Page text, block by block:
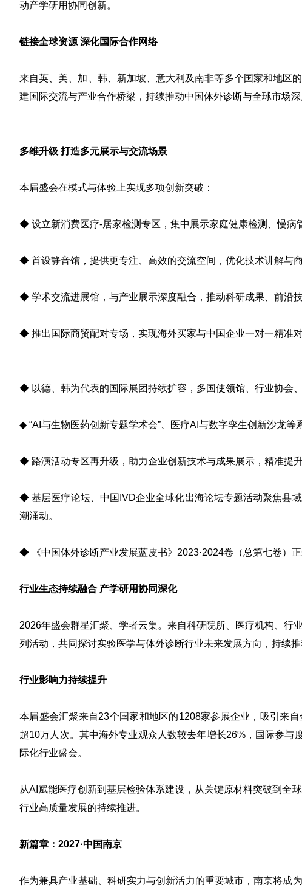
动产学研用协同创新。
链接全球资源 深化国际合作网络
来自英、美、加、韩、新加坡、意大利及南非等多个国家和地区
建国际交流与产业合作桥梁，持续推动中国体外诊断与全球市场深
多维升级 打造多元展示与交流场景
本届盛会在模式与体验上实现多项创新突破：
◆ 设立新消费医疗-居家检测专区，集中展示家庭健康检测、慢病
◆ 首设静音馆 ，提供更专注、高效的交流空间，优化技术讲解与
◆ 学术交流进展馆 ，与产业展示深度融合，推动科研成果、前沿
◆ 推出 国际商贸配对专场 ，实现海外买家与中国企业一对一精准
◆ 以德、韩为代表的国际展团持续扩容，多国使领馆、行业协会
◆ “AI与生物医药创新专题学术会”、医疗AI与数字孪生创新沙龙等
◆ 路演活动专区再升级，助力企业创新技术与成果展示，精准提升
◆基层医疗论坛、中国IVD企业全球化出海论坛专题活动聚焦县
潮涌动。
◆ 《中国体外诊断产业发展蓝皮书》 2023·2024卷（总第七卷）正
行业生态持续融合 产学研用协同深化
2026年盛会群星汇聚、学者云集。来自科研院所、医疗机构、行
列活动，共同探讨实验医学与体外诊断行业未来发展方向，持续
行业影响力持续提升
本届盛会汇聚来自23个国家和地区的1208家参展企业，吸引来
超10万人次。其中海外专业观众人数较去年增长26%，国际参
际化行业盛会。
从AI赋能医疗创新到基层检验体系建设，从关键原材料突破到全
行业高质量发展的持续推进。
新篇章：2027·中国南京
作为兼具产业基础、科研实力与创新活力的重要城市，南京将成